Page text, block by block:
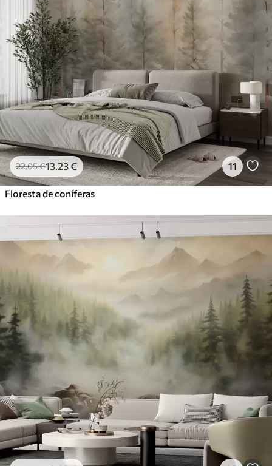
22.05€13 .23€ 11
Floresta de coníferas